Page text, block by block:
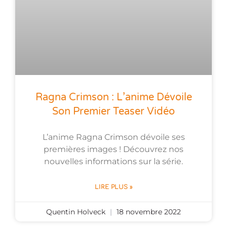
Ragna Crimson : L’anime Dévoile
Son Premier Teaser Vidéo
L’anime Ragna Crimson dévoile ses
premières images ! Découvrez nos
nouvelles informations sur la série.
LIRE PLUS »
Quentin Holveck 18 novembre 2022